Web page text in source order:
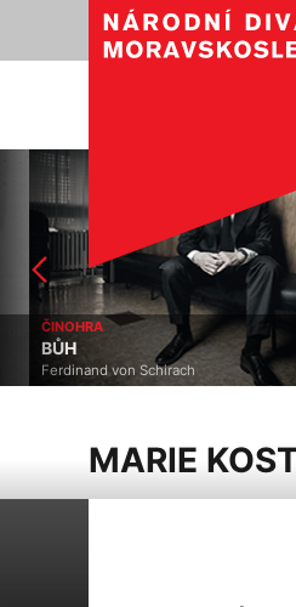
ČINOHRA
BŮH
Ferdinand von Schirach
MARIE